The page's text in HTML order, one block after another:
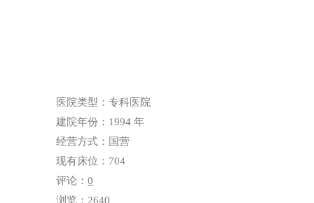
医院类型：专科医院
建院年份：1994 年
经营方式：国营
现有床位：704
评论： 0
浏览：2640